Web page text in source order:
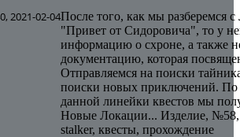
2021-02-04После того, как мы разберемся
"Привет от Сидоровича", то у
информацию о схроне, а также
документацию, которая
Отправляемся на поиски
поиски новых приключений.
данной линейки квестов мы
Новые Локации... Изделие,
stalker, квесты, прохождение